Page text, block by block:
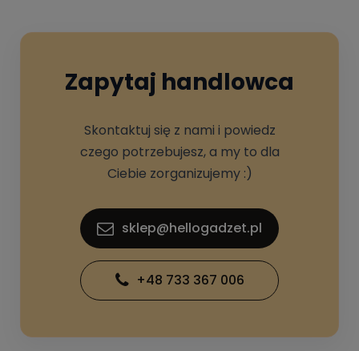
Zapytaj handlowca
Skontaktuj się z nami i powiedz
czego potrzebujesz, a my to dla
Ciebie zorganizujemy :)
sklep@hellogadzet.pl
+48 733 367 006